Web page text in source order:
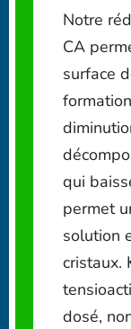
Notre
CA
surface
qui
permet
solution
cristaux.
dosé,